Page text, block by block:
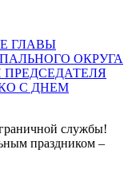
ГЛАВЫ
ОКРУГА
С ДНЕМ
службы!
праздником –